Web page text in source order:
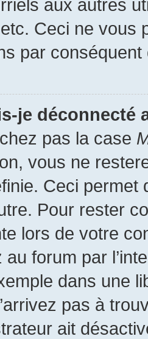
aux autres
Ceci ne vous
par conséquent
je déconnecté
pas la case
vous ne
Ceci permet
Pour rester
lors de votre
forum par
dans une
pas à
ait